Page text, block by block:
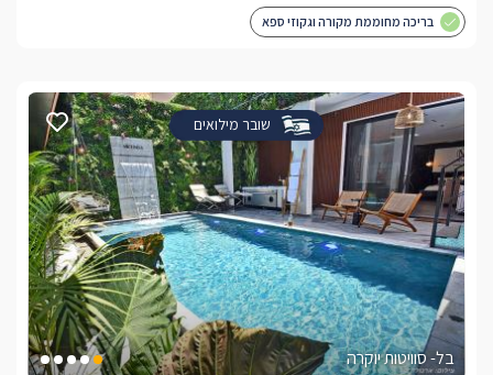
בנוסף קיימת גמישות בעזיבה במוצ"ש. תוספת עבור ילד 150 ש"ח
לצפייה באטרקציות ומסעדות בקרבת אחוזת שבעת
הכוכבים -לחצו כאן
בריכה מחוממת מקורה וגקוזי ספא
שובר מילואים
בל- סוויטות יוקרה